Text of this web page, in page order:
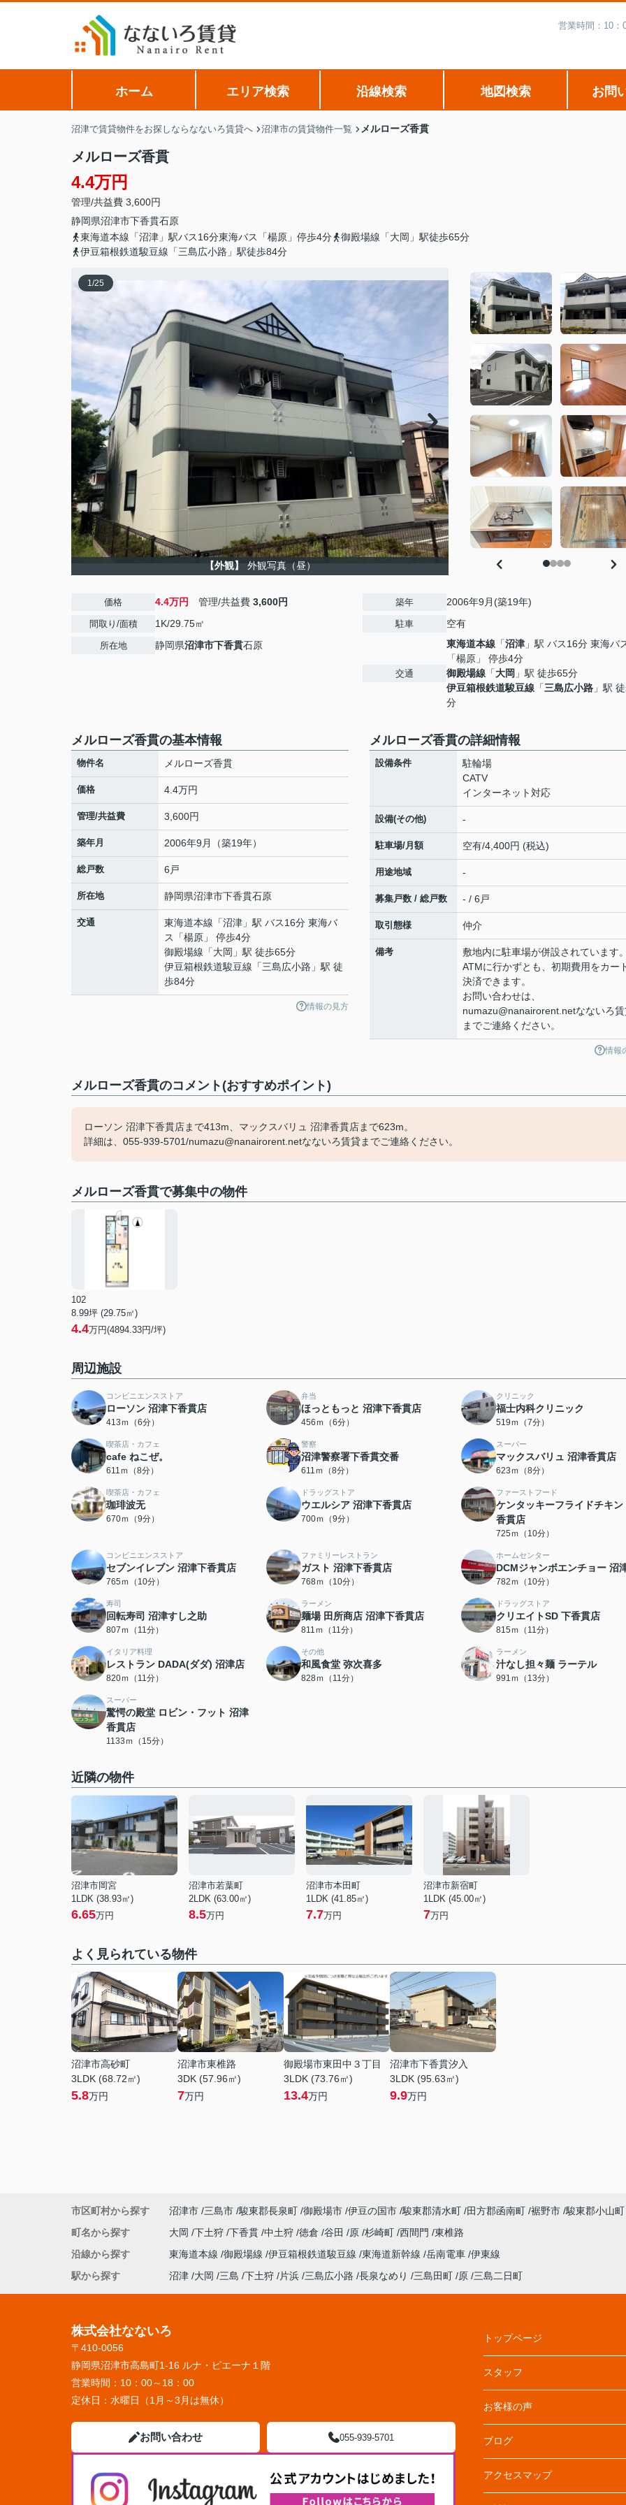
営業時間：10
ホーム エリア検索 沿線検索 地図検索 お問
沼津で賃貸物件をお探しならなないろ賃貸へ 沼津市の賃貸物件一覧 メルローズ香貫
メルローズ香貫
4.4万円
管理/共益費 3,600円
静岡県沼津市下香貫石原
東海道本線「沼津」駅バス16分東海バス「楊原」停歩4分
御殿場線「大岡」駅徒歩65分
伊豆箱根鉄道駿豆線「三島広小路」駅徒歩84分
1/25
【外観】 外観写真（昼）
価格 4.4万円 管理/共益費 3,600円
間取り/面積 1K/29.75㎡
所在地 静岡県沼津市下香貫石原
築年 2006年9月(築19年)
駐車 空有
交通
東海道本線 「沼津 」駅 バス16分 東海バ
「楊原」 停歩4分
御殿場線 「大岡 」駅 徒歩65分
伊豆箱根鉄道駿豆線 「三島広小路 」駅
分
メルローズ香貫の基本情報
物件名 メルローズ香貫
価格 4.4万円
管理/共益費 3,600円
築年月 2006年9月（築19年）
総戸数 6戸
所在地 静岡県沼津市下香貫石原
交通 東海道本線 「沼津 」駅 バス16分 東海バ
ス「楊原」 停歩4分
御殿場線 「大岡 」駅 徒歩65分
伊豆箱根鉄道駿豆線 「三島広小路 」駅 徒
歩84分
情報の見方
メルローズ香貫の詳細情報
設備条件
駐輪場
CATV
インターネット対応
設備(その他) -
駐車場/月額 空有/4,400円 (税込)
用途地域 -
募集戸数 / 総戸数 - / 6戸
取引態様 仲介
備考
敷地内に駐車場が併設されています
ATMに行かずとも、初期費用をカー
決済できます。
お問い合わせは、
numazu@nanairorent.netなないろ
までご連絡ください。
情報
メルローズ香貫のコメント(おすすめポイント)
ローソン 沼津下香貫店まで413m、マックスバリュ 沼津香貫店まで623m。
詳細は、055-939-5701/numazu@nanairorent.netなないろ賃貸までご連絡ください。
メルローズ香貫で募集中の物件
102
8.99坪 (29.75㎡)
4.4万円(4894.33円/坪)
周辺施設
コンビニエンスストア
ローソン 沼津下香貫店
413ｍ（6分）
弁当
ほっともっと 沼津下香貫店
456ｍ（6分）
クリニック
福士内科クリニック
519ｍ（7分）
喫茶店・カフェ
cafe ねこぜ。
611ｍ（8分）
警察
沼津警察署下香貫交番
611ｍ（8分）
スーパー
マックスバリュ 沼津香貫店
623ｍ（8分）
喫茶店・カフェ
珈琲波无
670ｍ（9分）
ドラッグストア
ウエルシア 沼津下香貫店
700ｍ（9分）
ファーストフード
ケンタッキーフライドチキン
香貫店
725ｍ（10分）
コンビニエンスストア
セブンイレブン 沼津下香貫店
765ｍ（10分）
ファミリーレストラン
ガスト 沼津下香貫店
768ｍ（10分）
ホームセンター
DCMジャンボエンチョー 沼
782ｍ（10分）
寿司
回転寿司 沼津すし之助
807ｍ（11分）
ラーメン
麺場 田所商店 沼津下香貫店
811ｍ（11分）
ドラッグストア
クリエイトSD 下香貫店
815ｍ（11分）
イタリア料理
レストラン DADA(ダダ) 沼津店
820ｍ（11分）
その他
和風食堂 弥次喜多
828ｍ（11分）
ラーメン
汁なし担々麺 ラーテル
991ｍ（13分）
スーパー
驚愕の殿堂 ロビン・フット 沼津
香貫店
1133ｍ（15分）
近隣の物件
沼津市岡宮
1LDK (38.93㎡)
6.65万円
沼津市若葉町
2LDK (63.00㎡)
8.5万円
沼津市本田町
1LDK (41.85㎡)
7.7万円
沼津市新宿町
1LDK (45.00㎡)
7万円
よく見られている物件
沼津市高砂町
3LDK (68.72㎡)
5.8万円
沼津市東椎路
3DK (57.96㎡)
7万円
御殿場市東田中３丁目
3LDK (73.76㎡)
13.4万円
沼津市下香貫汐入
3LDK (95.63㎡)
9.9万円
市区町村から探す 沼津市 三島市 駿東郡長泉町 御殿場市 伊豆の国市 駿東郡清水町 田方郡函南町 裾野市 駿東郡小山町
町名から探す
大岡 下土狩 下香貫 中土狩 徳倉 谷田 原 杉崎町 西間門
東椎路
沿線から探す
東海道本線 御殿場線 伊豆箱根鉄道駿豆線 東海道新幹線 岳南電車 伊東線
駅から探す
沼津 大岡 三島 下土狩 片浜 三島広小路 長泉なめり 三島田町 原 三島二日町
株式会社なないろ
〒410-0056
静岡県沼津市高島町1-16 ルナ・ピエーナ１階
営業時間： 10：00～18：00
定休日： 水曜日（1月～3月は無休）
お問い合わせ 055-939-5701
トップページ
スタッフ
お客様の声
ブログ
アクセスマップ